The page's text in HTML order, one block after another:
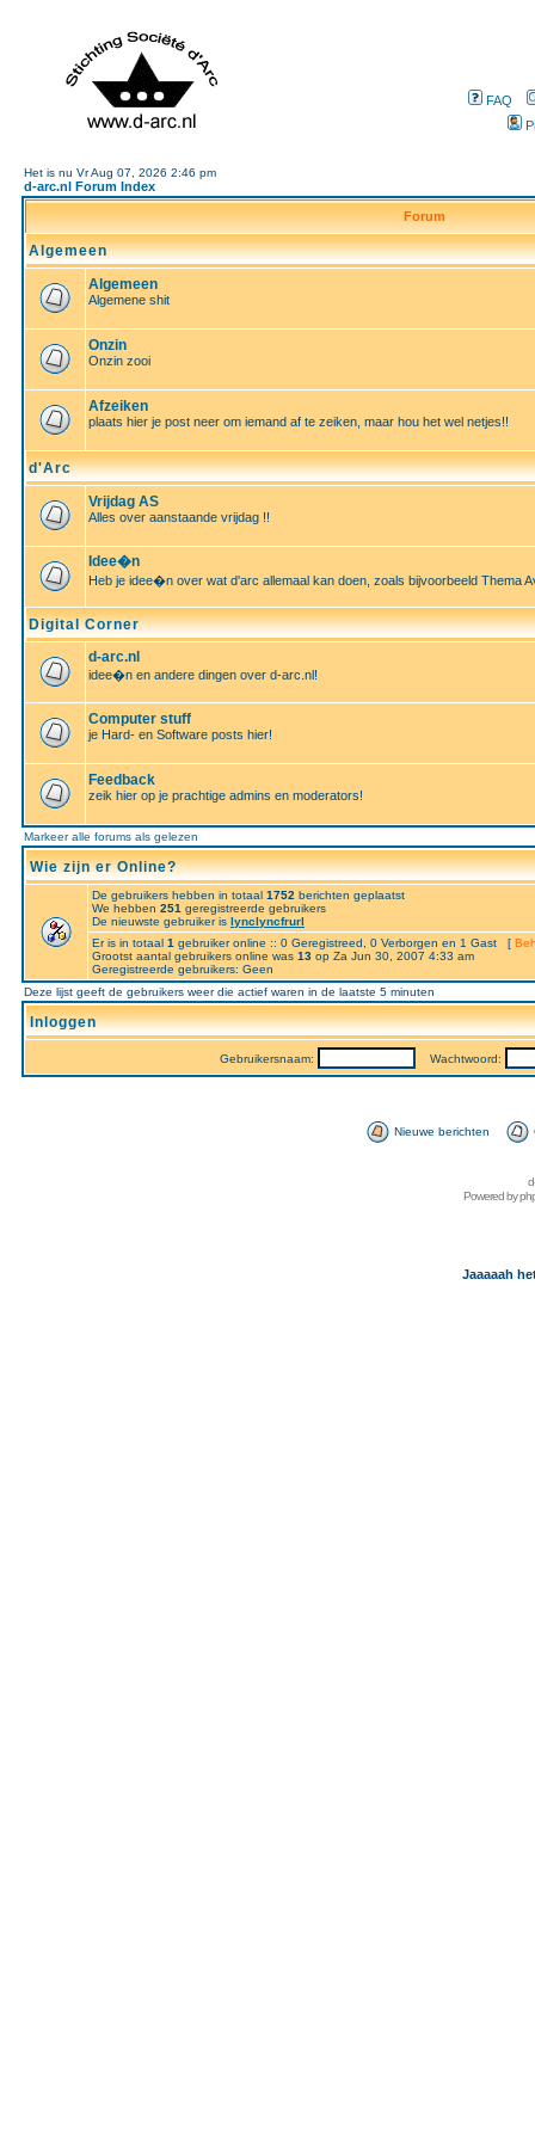
FAQ
Het is nu Vr Aug 07, 2026 2:46 pm
d-arc.nl Forum Index
Forum
Algemeen
Algemeen
Algemene shit
Onzin
Onzin zooi
Afzeiken
plaats hier je post neer om iemand af te zeiken, maar hou het wel netjes!!
d'Arc
Vrijdag AS
Alles over aanstaande vrijdag !!
Idee�n
Heb je idee�n over wat d'arc allemaal kan doen, zoals bijvoorbeeld Thema
Digital Corner
d-arc.nl
idee�n en andere dingen over d-arc.nl!
Computer stuff
je Hard- en Software posts hier!
Feedback
zeik hier op je prachtige admins en moderators!
Markeer alle forums als gelezen
Wie zijn er Online?
De gebruikers hebben in totaal 1752 berichten geplaatst
We hebben 251 geregistreerde gebruikers
De nieuwste gebruiker is lynclyncfrurl
Er is in totaal 1 gebruiker online :: 0 Geregistreed, 0 Verborgen en 1 Gast [
Grootst aantal gebruikers online was 13 op Za Jun 30, 2007 4:33 am
Geregistreerde gebruikers: Geen
Deze lijst geeft de gebruikers weer die actief waren in de laatste 5 minuten
Inloggen
Gebruikersnaam: Wachtwoord:
Nieuwe berichten
Powered by
Jaaaaah